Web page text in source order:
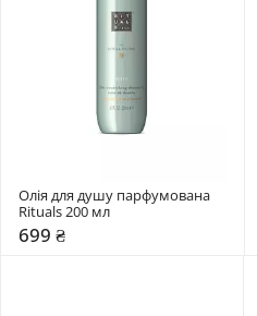
Олія для душу парфумована
Rituals 200 мл
699 ₴